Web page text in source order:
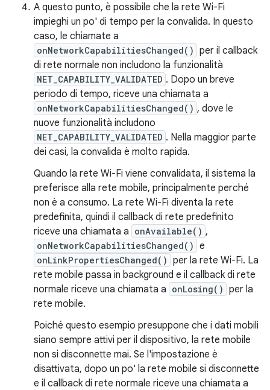
A questo punto, è possibile che la rete Wi-Fi
impieghi un po' di tempo per la convalida. In questo
caso, le chiamate a
onNetworkCapabilitiesChanged() per il callback
di rete normale non includono la funzionalità
NET_CAPABILITY_VALIDATED . Dopo un breve
periodo di tempo, riceve una chiamata a
onNetworkCapabilitiesChanged() , dove le
nuove funzionalità includono
NET_CAPABILITY_VALIDATED . Nella maggior parte
dei casi, la convalida è molto rapida.
Quando la rete Wi-Fi viene convalidata, il sistema la
preferisce alla rete mobile, principalmente perché
non è a consumo. La rete Wi-Fi diventa la rete
predefinita, quindi il callback di rete predefinito
riceve una chiamata a onAvailable() ,
onNetworkCapabilitiesChanged() e
onLinkPropertiesChanged() per la rete Wi-Fi. La
rete mobile passa in background e il callback di rete
normale riceve una chiamata a onLosing() per la
rete mobile.
Poiché questo esempio presuppone che i dati mobili
siano sempre attivi per il dispositivo, la rete mobile
non si disconnette mai. Se l'impostazione è
disattivata, dopo un po' la rete mobile si disconnette
e il callback di rete normale riceve una chiamata a